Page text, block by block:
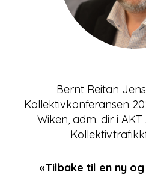
Bernt Reitan
Kollektivkonferansen
Wiken, adm. dir i
«Tilbake til en ny